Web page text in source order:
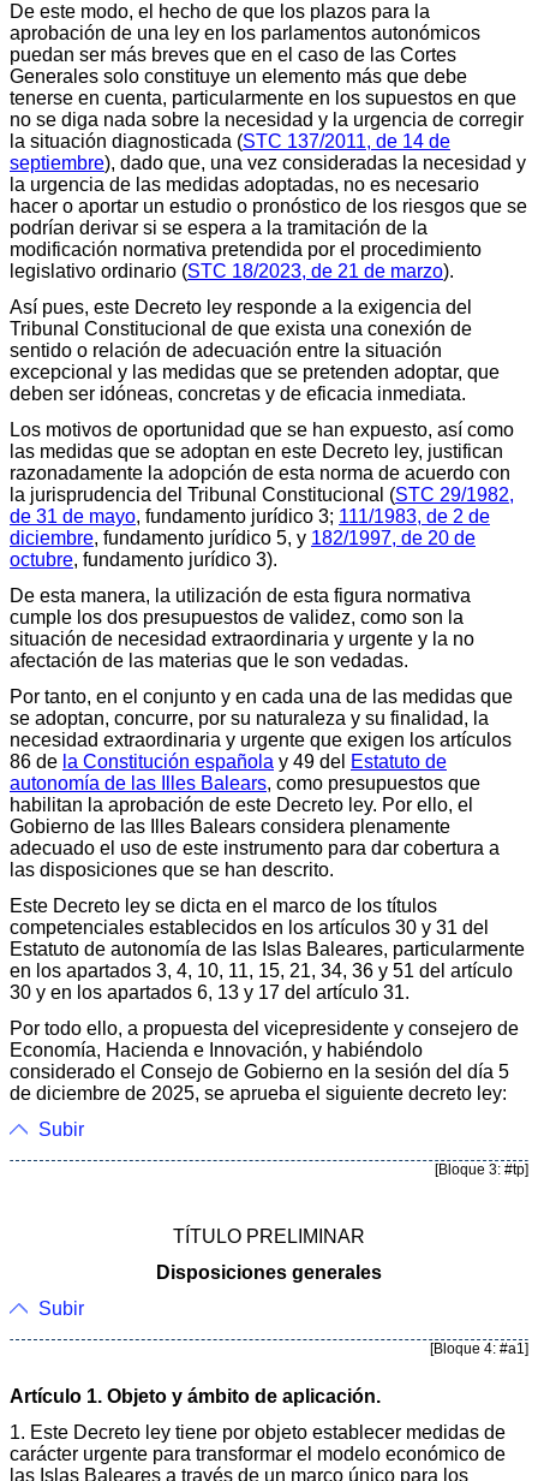
De este modo, el hecho de que los plazos para la
aprobación de una ley en los parlamentos autonómicos
puedan ser más breves que en el caso de las Cortes
Generales solo constituye un elemento más que debe
tenerse en cuenta, particularmente en los supuestos en que
no se diga nada sobre la necesidad y la urgencia de corregir
la situación diagnosticada (STC 137/2011, de 14 de
septiembre), dado que, una vez consideradas la necesidad y
la urgencia de las medidas adoptadas, no es necesario
hacer o aportar un estudio o pronóstico de los riesgos que se
podrían derivar si se espera a la tramitación de la
modificación normativa pretendida por el procedimiento
legislativo ordinario (STC 18/2023, de 21 de marzo).
Así pues, este Decreto ley responde a la exigencia del
Tribunal Constitucional de que exista una conexión de
sentido o relación de adecuación entre la situación
excepcional y las medidas que se pretenden adoptar, que
deben ser idóneas, concretas y de eficacia inmediata.
Los motivos de oportunidad que se han expuesto, así como
las medidas que se adoptan en este Decreto ley, justifican
razonadamente la adopción de esta norma de acuerdo con
la jurisprudencia del Tribunal Constitucional (STC 29/1982,
de 31 de mayo, fundamento jurídico 3; 111/1983, de 2 de
diciembre, fundamento jurídico 5, y 182/1997, de 20 de
octubre, fundamento jurídico 3).
De esta manera, la utilización de esta figura normativa
cumple los dos presupuestos de validez, como son la
situación de necesidad extraordinaria y urgente y la no
afectación de las materias que le son vedadas.
Por tanto, en el conjunto y en cada una de las medidas que
se adoptan, concurre, por su naturaleza y su finalidad, la
necesidad extraordinaria y urgente que exigen los artículos
86 de la Constitución española y 49 del Estatuto de
autonomía de las Illes Balears, como presupuestos que
habilitan la aprobación de este Decreto ley. Por ello, el
Gobierno de las Illes Balears considera plenamente
adecuado el uso de este instrumento para dar cobertura a
las disposiciones que se han descrito.
Este Decreto ley se dicta en el marco de los títulos
competenciales establecidos en los artículos 30 y 31 del
Estatuto de autonomía de las Islas Baleares, particularmente
en los apartados 3, 4, 10, 11, 15, 21, 34, 36 y 51 del artículo
30 y en los apartados 6, 13 y 17 del artículo 31.
Por todo ello, a propuesta del vicepresidente y consejero de
Economía, Hacienda e Innovación, y habiéndolo
considerado el Consejo de Gobierno en la sesión del día 5
de diciembre de 2025, se aprueba el siguiente decreto ley:
Subir
[Bloque 3: #tp]
TÍTULO PRELIMINAR
Disposiciones generales
Subir
[Bloque 4: #a1]
Artículo 1. Objeto y ámbito de aplicación.
1. Este Decreto ley tiene por objeto establecer medidas de
carácter urgente para transformar el modelo económico de
las Islas Baleares a través de un marco único para los